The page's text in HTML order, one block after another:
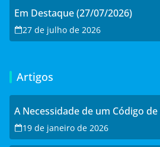
Em Destaque (27/07/2026)
27 de julho de 2026
Artigos
A Necessidade de um Código de
19 de janeiro de 2026